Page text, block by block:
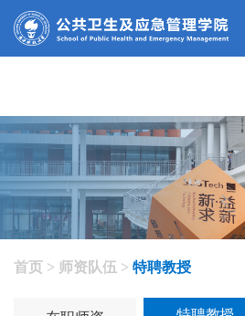
师资队伍
首页 > 师资队伍 > 特聘教授